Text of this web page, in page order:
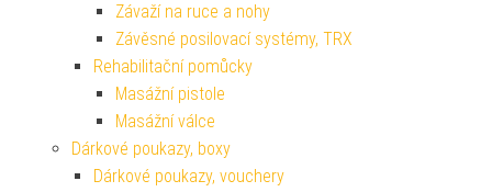
Závaží na ruce a nohy
Závěsné posilovací systémy, TRX
Rehabilitační pomůcky
Masážní pistole
Masážní válce
Dárkové poukazy, boxy
Dárkové poukazy, vouchery